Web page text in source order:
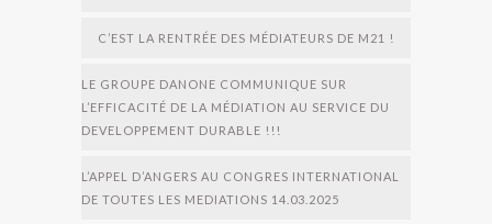
C’EST LA RENTRÉE DES MÉDIATEURS DE M21 !
LE GROUPE DANONE COMMUNIQUE SUR
L’EFFICACITÉ DE LA MÉDIATION AU SERVICE DU
DEVELOPPEMENT DURABLE !!!
L’APPEL D’ANGERS AU CONGRES INTERNATIONAL
DE TOUTES LES MEDIATIONS 14.03.2025